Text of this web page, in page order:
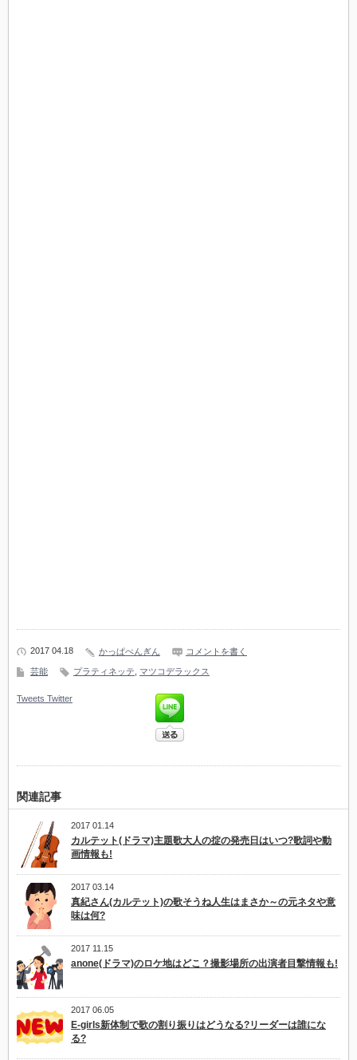
2017 04.18 かっぱぺんぎん コメントを書く
芸能 プラティネッテ マツコデラックス
Tweets Twitter
関連記事
2017 01.14
カルテット(ドラマ)主題歌大人の掟の発売日はいつ?歌詞や動
画情報も!
2017 03.14
真紀さん(カルテット)の歌そうね人生はまさか～の元ネタや意
味は何?
2017 11.15
anone(ドラマ)のロケ地はどこ？撮影場所の出演者目撃情報も!
2017 06.05
E-girls新体制で歌の割り振りはどうなる?リーダーは誰にな
る?